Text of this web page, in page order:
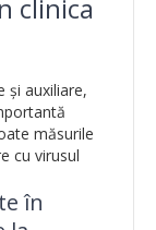
clinica
și auxiliare,
măsurile
cu virusul
în